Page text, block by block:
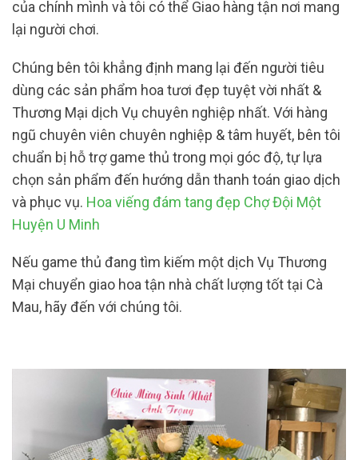
của chính mình và tôi có thể Giao hàng tận nơi mang
lại người chơi.
Chúng bên tôi khẳng định mang lại đến người tiêu
dùng các sản phẩm hoa tươi đẹp tuyệt vời nhất &
Thương Mại dịch Vụ chuyên nghiệp nhất. Với hàng
ngũ chuyên viên chuyên nghiệp & tâm huyết, bên tôi
chuẩn bị hỗ trợ game thủ trong mọi góc độ, tự lựa
chọn sản phẩm đến hướng dẫn thanh toán giao dịch
và phục vụ. Hoa viếng đám tang đẹp Chợ Đội Một
Huyện U Minh
Nếu game thủ đang tìm kiếm một dịch Vụ Thương
Mại chuyển giao hoa tận nhà chất lượng tốt tại Cà
Mau, hãy đến với chúng tôi.